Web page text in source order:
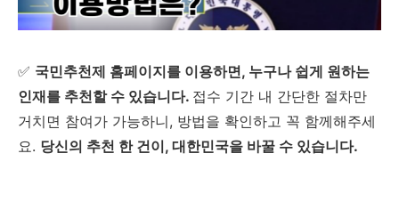
✅ 국민추천제 홈페이지를 이용하면, 누구나 쉽게 원하는
인재를 추천할 수 있습니다. 접수 기간 내 간단한 절차만
거치면 참여가 가능하니, 방법을 확인하고 꼭 함께해주세
요. 당신의 추천 한 건이, 대한민국을 바꿀 수 있습니다.